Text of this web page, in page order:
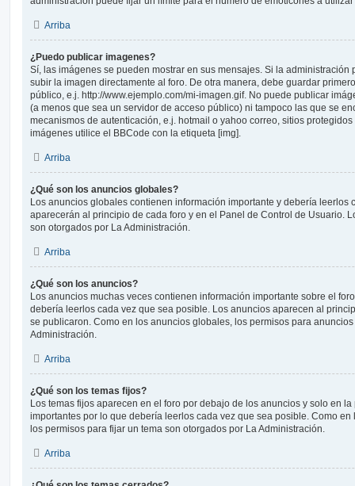
Arriba
¿Puedo publicar imagenes?
Sí, las imágenes se pueden mostrar en sus mensajes. Si la administración
subir la imagen directamente al foro. De otra manera, debe guardar
público, e.j. http://www.ejemplo.com/mi-imagen.gif. No puede publicar
(a menos que sea un servidor de acceso público) ni tampoco las que se
mecanismos de autenticación, e.j. hotmail o yahoo correo, sitios
imágenes utilice el BBCode con la etiqueta [img].
Arriba
¿Qué son los anuncios globales?
Los anuncios globales contienen información importante y debería leerlos
aparecerán al principio de cada foro y en el Panel de Control de Usuario.
son otorgados por La Administración.
Arriba
¿Qué son los anuncios?
Los anuncios muchas veces contienen información importante sobre el
debería leerlos cada vez que sea posible. Los anuncios aparecen al
se publicaron. Como en los anuncios globales, los permisos para
Administración.
Arriba
¿Qué son los temas fijos?
Los temas fijos aparecen en el foro por debajo de los anuncios y solo en
importantes por lo que debería leerlos cada vez que sea posible. Como
los permisos para fijar un tema son otorgados por La Administración.
Arriba